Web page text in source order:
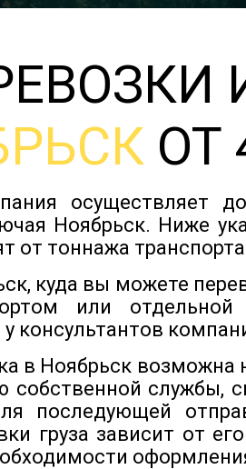
ОТ
осуществляет
Ноябрьск. Ниже
от тоннажа
куда вы можете
или
у консультантов
в Ноябрьск
службы,
последующей
груза зависит от